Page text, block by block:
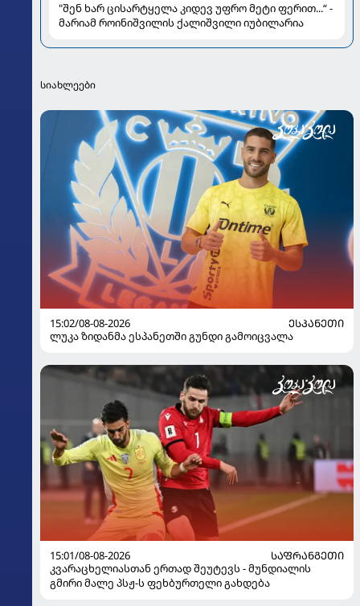
"შენ ხარ ცისარტყელა კიდევ უფრო მეტი ფერით...“ -
მარიამ როინიშვილის ქალიშვილი იუბილარია
სიახლეები
15:02/08-08-2026
ᲔᲡᲞᲐᲜᲔᲗᲘ
ლუკა ზიდანმა ესპანეთში გუნდი გამოიცვალა
15:01/08-08-2026
ᲡᲐᲤᲠᲐᲜᲒᲔᲗᲘ
კვარაცხელიასთან ერთად შეუტევს - მუნდიალის
გმირი მალე პსჟ-ს ფეხბურთელი გახდება